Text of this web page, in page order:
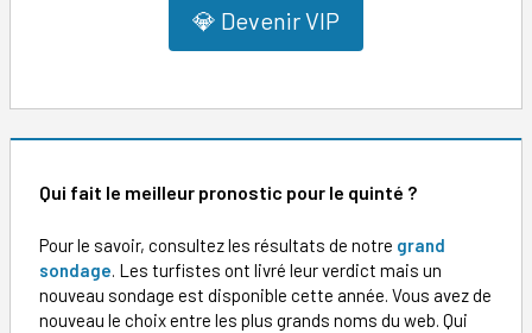
💎 Devenir VIP
Qui fait le meilleur pronostic pour le quinté ?
Pour le savoir, consultez les résultats de notre grand
sondage. Les turfistes ont livré leur verdict mais un
nouveau sondage est disponible cette année. Vous avez de
nouveau le choix entre les plus grands noms du web. Qui